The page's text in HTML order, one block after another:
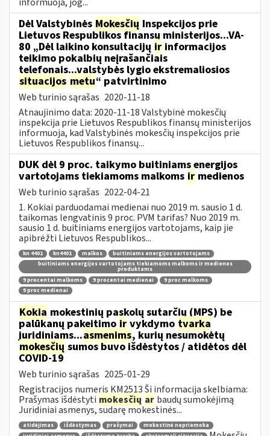
Dėl Valstybinės Mokesčių Inspekcijos prie
Lietuvos Respublikos finansų ministerijos...VA-
80 „Dėl laikino konsultacijų ir informacijos
teikimo pokalbių neįrašančiais
telefonais...valstybės lygio ekstremaliosios
situacijos metu“ patvirtinimo
Web turinio sąrašas 2020-11-18
Atnaujinimo data: 2020-11-18 Valstybinė mokesčių
inspekcija prie Lietuvos Respublikos finansų ministerijos
informuoja, kad Valstybinės mokesčių inspekcijos prie
Lietuvos Respublikos finansų...
DUK dėl 9 proc. taikymo buitiniams energijos
vartotojams tiekiamoms malkoms ir medienos
Web turinio sąrašas 2022-04-21
1. Kokiai parduodamai medienai nuo 2019 m. sausio 1 d.
taikomas lengvatinis 9 proc. PVM tarifas? Nuo 2019 m.
sausio 1 d. buitiniams energijos vartotojams, kaip jie
apibrėžti Lietuvos Respublikos...
kn 4401 kn4401 malkos
buitiniams energijos vartotojams
buitiniams energijos vartotojams tiekiamoms malkoms ir medienos
produktams
9 procentai malkoms
9 procentai medienai
9 proc malkoms
9 proc medienai
Kokia mokestinių paskolų sutarčių (MPS) be
palūkanų pakeitimo ir vykdymo tvarka
juridiniams...asmenims, kurių nesumokėtų
mokesčių sumos buvo išdėstytos / atidėtos dėl
COVID-19
Web turinio sąrašas 2025-01-29
Registracijos numeris KM2513 Ši informacija skelbiama:
Prašymas išdėstyti mokesčių ar baudų sumokėjimą
Juridiniai asmenys, sudarę mokestinės...
atidėjimas išdėstymas prašymai
mokestinė nepriemoka